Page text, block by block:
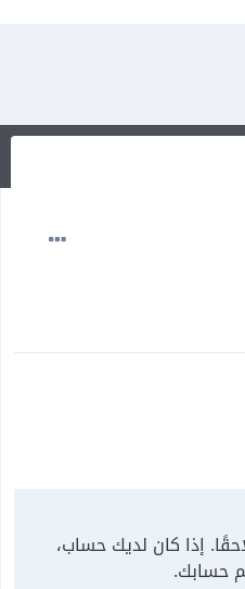
إذا كان لديك حساب،
حسابك.